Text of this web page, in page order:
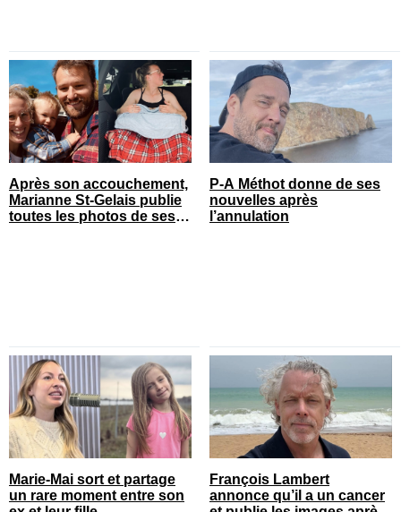
Après son accouchement,
Marianne St-Gelais publie
toutes les photos de ses
P-A Méthot donne de ses
nouvelles après
l’annulation
Marie-Mai sort et partage
un rare moment entre son
François Lambert
annonce qu’il a un cancer